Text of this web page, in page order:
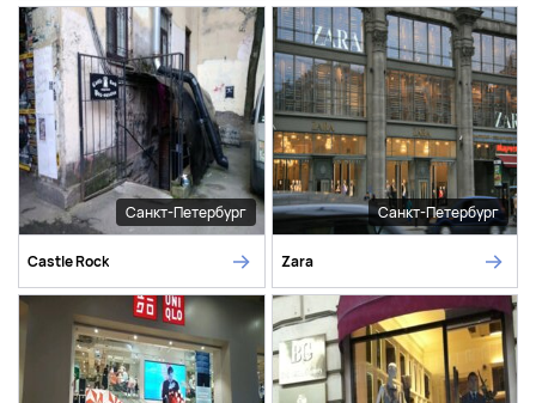
Санкт-Петербург
Castle Rock
Санкт-Петербург
Zara